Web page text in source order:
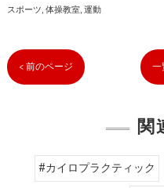
スポーツ 体操教室 運動
< 前のページ
関
#カイロプラクティック